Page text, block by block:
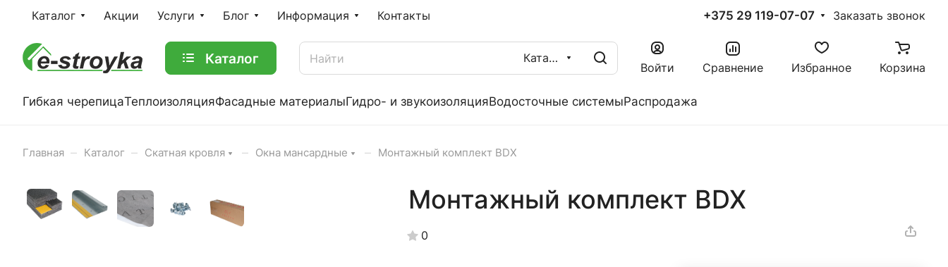
Каталог Акции Услуги Блог Информация Контакты +375 29 119-07-07 Заказать звонок
Каталог Каталог
Войти Сравнение Избранное Корзина
Гибкая черепицаТеплоизоляцияФасадные материалыГидро- и звукоизоляцияВодосточные системыРаспродажа
Главная – Каталог – Скатная кровля – Окна мансардные – Монтажный комплект BDX
Монтажный комплект BDX
0